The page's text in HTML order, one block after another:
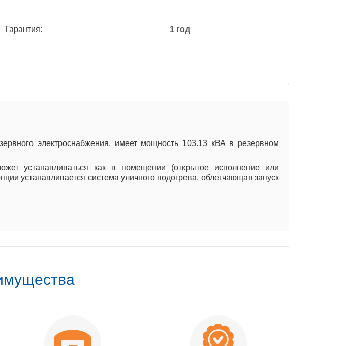
Гарантия: 1 год
электроснабжения, имеет мощность 103.13 кВА в резервном
устанавливаться как в помещении (открытое исполнение или
устанавливается система уличного подогрева, облегчающая запуск